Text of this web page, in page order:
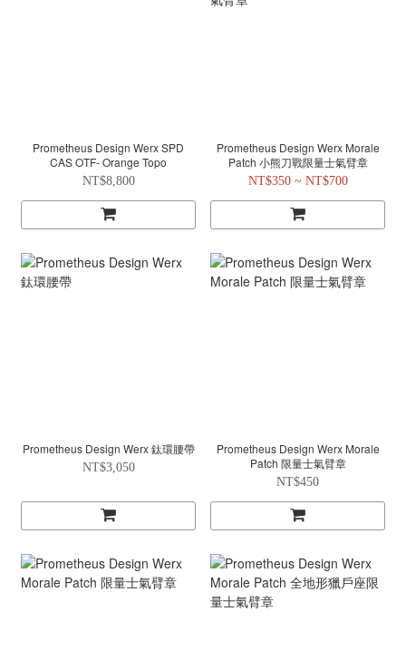
Prometheus Design Werx SPD
CAS OTF- Orange Topo
NT$8,800
Prometheus Design Werx Morale
Patch 小熊刀戰限量士氣臂章
NT$350 ~ NT$700
Prometheus Design Werx 鈦環腰帶
NT$3,050
Prometheus Design Werx Morale
Patch 限量士氣臂章
NT$450